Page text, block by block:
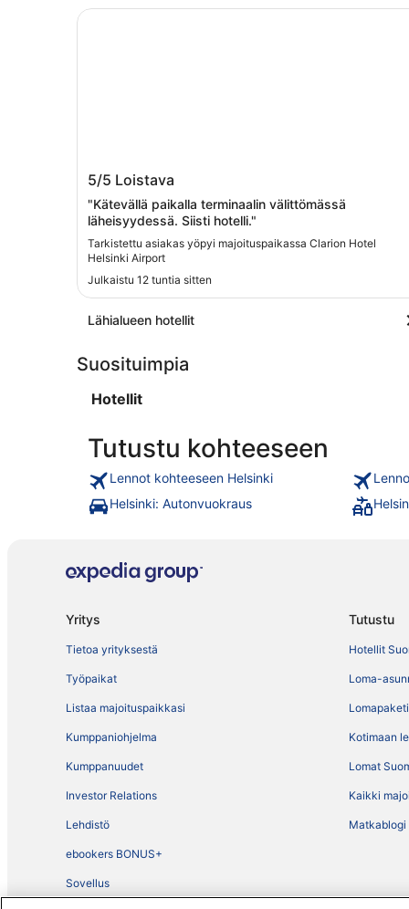
Clarion Hotel Helsinki Airport
5/5 Loistava
"Kätevällä paikalla terminaalin välittömässä
läheisyydessä. Siisti hotelli."
Tarkistettu asiakas yöpyi majoituspaikassa Clarion Hotel
Helsinki Airport
Julkaistu 12 tuntia sitten
Clarion Hotel Helsinki Airport
Lähialueen hotellit
Suosituimpia
Hotellit
Tutustu kohteeseen
Lennot kohteeseen Helsinki
Helsinki: Autonvuokraus
Yritys
Tietoa yrityksestä
Työpaikat
Listaa majoituspaikkasi
Kumppaniohjelma
Kumppanuudet
Investor Relations
Lehdistö
ebookers BONUS+
Sovellus
Tutustu
Hotellit
Loma-
Kotimaan
Lomat
Kaikki
Matkablogi